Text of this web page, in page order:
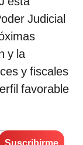
Judicial
y la
y fiscales
favorable